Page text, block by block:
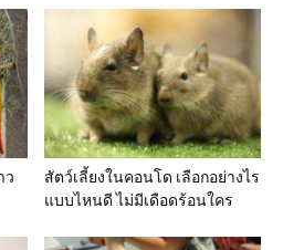
ว
สัตว์เลี้ยงในคอนโด เลือกอย่างไร
แบบไหนดี ไม่มีเดือดร้อนใคร